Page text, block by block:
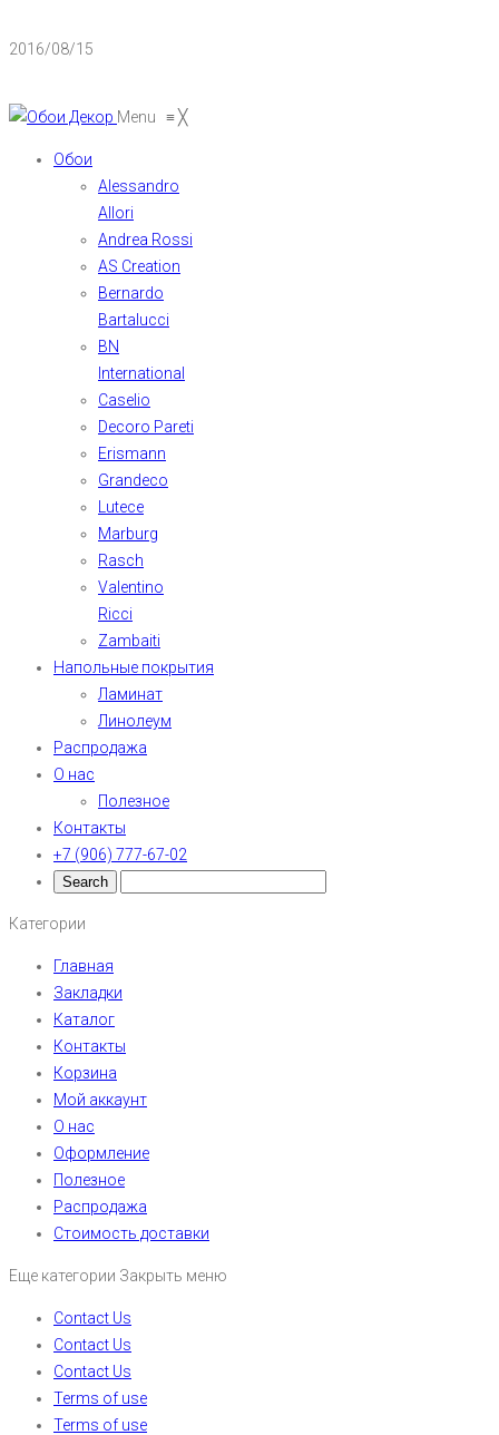
2016/08/15
Menu ≡╳
Обои
Alessandro
Allori
Andrea Rossi
AS Creation
Bernardo
Bartalucci
BN
International
Caselio
Decoro Pareti
Erismann
Grandeco
Lutece
Marburg
Rasch
Valentino
Ricci
Zambaiti
Напольные покрытия
Ламинат
Линолеум
Распродажа
О нас
Полезное
Контакты
+7 (906) 777-67-02
Категории
Главная
Закладки
Каталог
Контакты
Корзина
Мой аккаунт
О нас
Оформление
Полезное
Распродажа
Стоимость доставки
Еще категории Закрыть меню
Contact Us
Contact Us
Contact Us
Terms of use
Terms of use